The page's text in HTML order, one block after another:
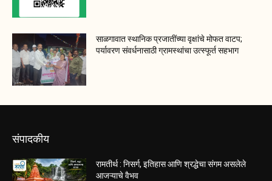
साळगावात स्थानिक प्रजातींच्या वृक्षांचे मोफत वाटप;
पर्यावरण संवर्धनासाठी ग्रामस्थांचा उत्स्फूर्त सहभाग
संपादकीय
रामतीर्थ : निसर्ग, इतिहास आणि श्रद्धेचा संगम असलेले
आजऱ्याचे वैभव